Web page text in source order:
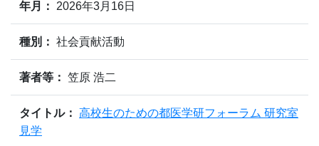
年月： 2026年3月16日
種別： 社会貢献活動
著者等： 笠原 浩二
タイトル： 高校生のための都医学研フォーラム 研究室
見学